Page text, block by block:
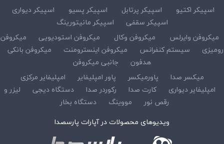
اسپیکر اکتیو اسپیکر پرتابل اسپیکر پسیو
اسپیکر دیواری
اسپیکر سقفی
اسپیکر مانیتورینگ
میکروفن وایرلس
میکروفن وکال میکروفن استودیویی
میکروفن
رومیزی
سیستم کنفرانس میکروفن اینسترومنت
میکروفن بانکی
هدفون
جانبی میکروفن
میکسر صدا
پاورمیکسر پاور امپلیفایر
امپلیفایر مرکزی
امپلیفایر دیواری
کارت صدا رکوردر صدا دستگاه دیجی
لیزر و
رقص نور
مووینگ
دستگاه بخار
ویدیوهای محصولات در آپارات پارسصدا